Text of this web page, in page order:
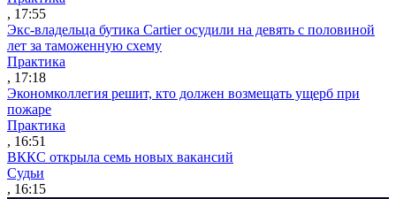
, 17:55
Экс-владельца бутика Cartier осудили на девять с половиной
лет за таможенную схему
Практика
, 17:18
Экономколлегия решит, кто должен возмещать ущерб при
пожаре
Практика
, 16:51
ВККС открыла семь новых вакансий
Судьи
, 16:15